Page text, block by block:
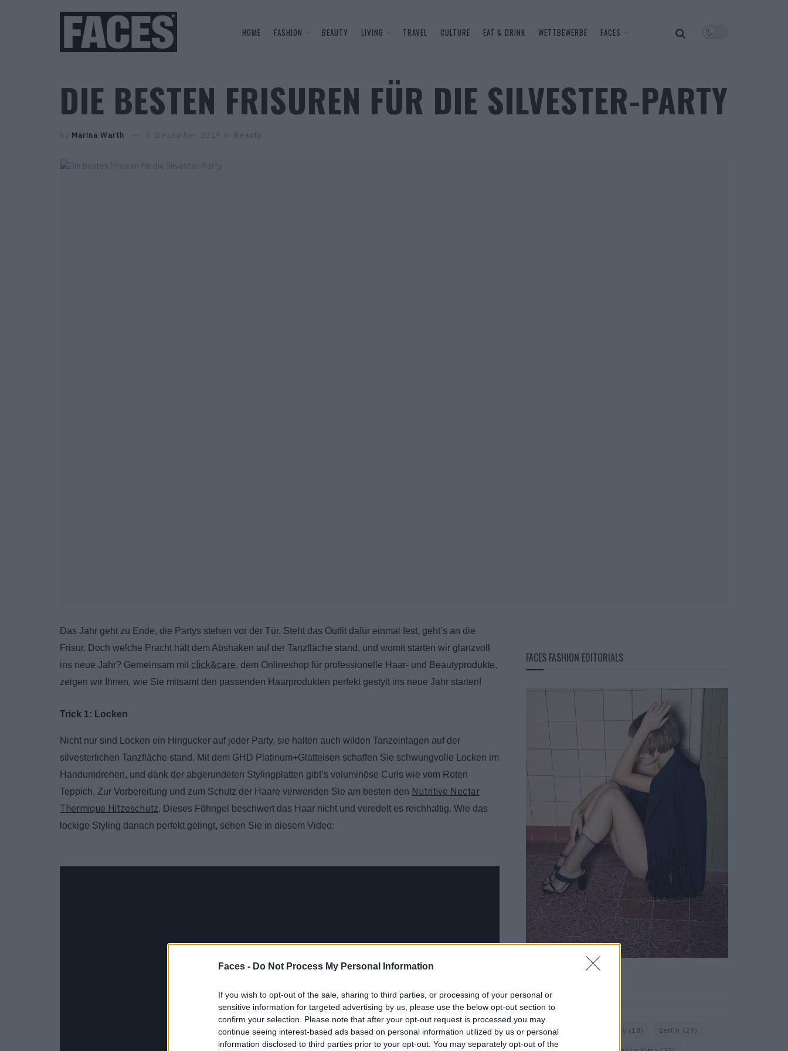
Faces - Do Not Process My Personal Information
If you wish to opt-out of the sale, sharing to third parties, or processing of your personal or
sensitive information for targeted advertising by us, please use the below opt-out section to
confirm your selection. Please note that after your opt-out request is processed you may
continue seeing interest-based ads based on personal information utilized by us or personal
information disclosed to third parties prior to your opt-out. You may separately opt-out of the
HOME FASHION BEAUTY LIVING TRAVEL CULTURE EAT & DRINK WETTBEWERBE FACES
DIE BESTEN FRISUREN FÜR DIE SILVESTER-PARTY
by Marina Warth 3. Dezember 2019 in Beauty
Das Jahr geht zu Ende, die Partys stehen vor der Tür. Steht das Outfit dafür einmal fest, geht’s an die
Frisur. Doch welche Pracht hält dem Abshaken auf der Tanzfläche stand, und womit starten wir glanzvoll
ins neue Jahr? Gemeinsam mit click&care, dem Onlineshop für professionelle Haar- und Beautyprodukte,
zeigen wir Ihnen, wie Sie mitsamt den passenden Haarprodukten perfekt gestylt ins neue Jahr starten!
Trick 1: Locken
Nicht nur sind Locken ein Hingucker auf jeder Party, sie halten auch wilden Tanzeinlagen auf der
silvesterlichen Tanzfläche stand. Mit dem GHD Platinum+Glatteisen schaffen Sie schwungvolle Locken im
Handumdrehen, und dank der abgerundeten Stylingplatten gibt’s voluminöse Curls wie vom Roten
Teppich. Zur Vorbereitung und zum Schutz der Haare verwenden Sie am besten den Nutritive Nectar
Thermique Hitzeschutz. Dieses Föhngel beschwert das Haar nicht und veredelt es reichhaltig. Wie das
lockige Styling danach perfekt gelingt, sehen Sie in diesem Video:
FACES FASHION EDITORIALS
KEYWORD SEARCH
Balenciaga Beauty (18) Berlin (29)